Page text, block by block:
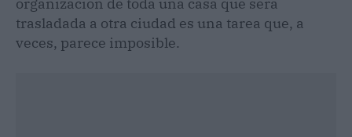
trasladada a otra ciudad es una tarea que, a
veces, parece imposible.